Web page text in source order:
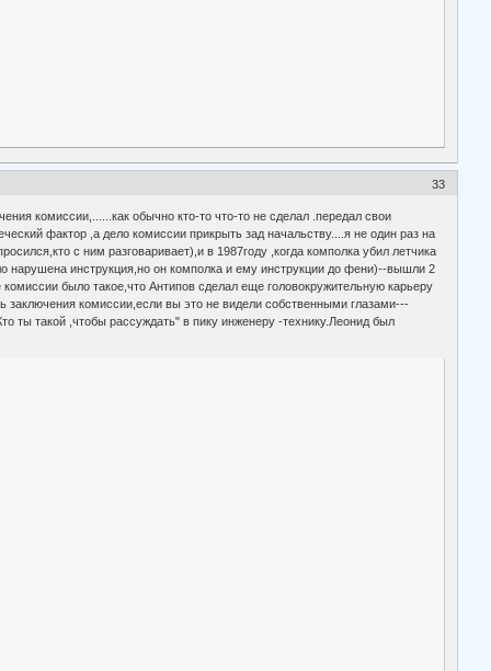
33
комиссии,......как обычно кто-то что-то не сделал .передал свои
фактор ,а дело комиссии прикрыть зад начальству....я не один раз на
с ним разговаривает),и в 1987году ,когда комполка убил летчика
нарушена инструкция,но он комполка и ему инструкции до фени)--вышли 2
было такое,что Антипов сделал еще головокружительную карьеру
комиссии,если вы это не видели собственными глазами---
ты такой ,чтобы рассуждать" в пику инженеру -технику.Леонид был